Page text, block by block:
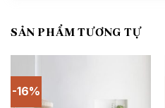
SẢN PHẨM TƯƠNG TỰ
-16%